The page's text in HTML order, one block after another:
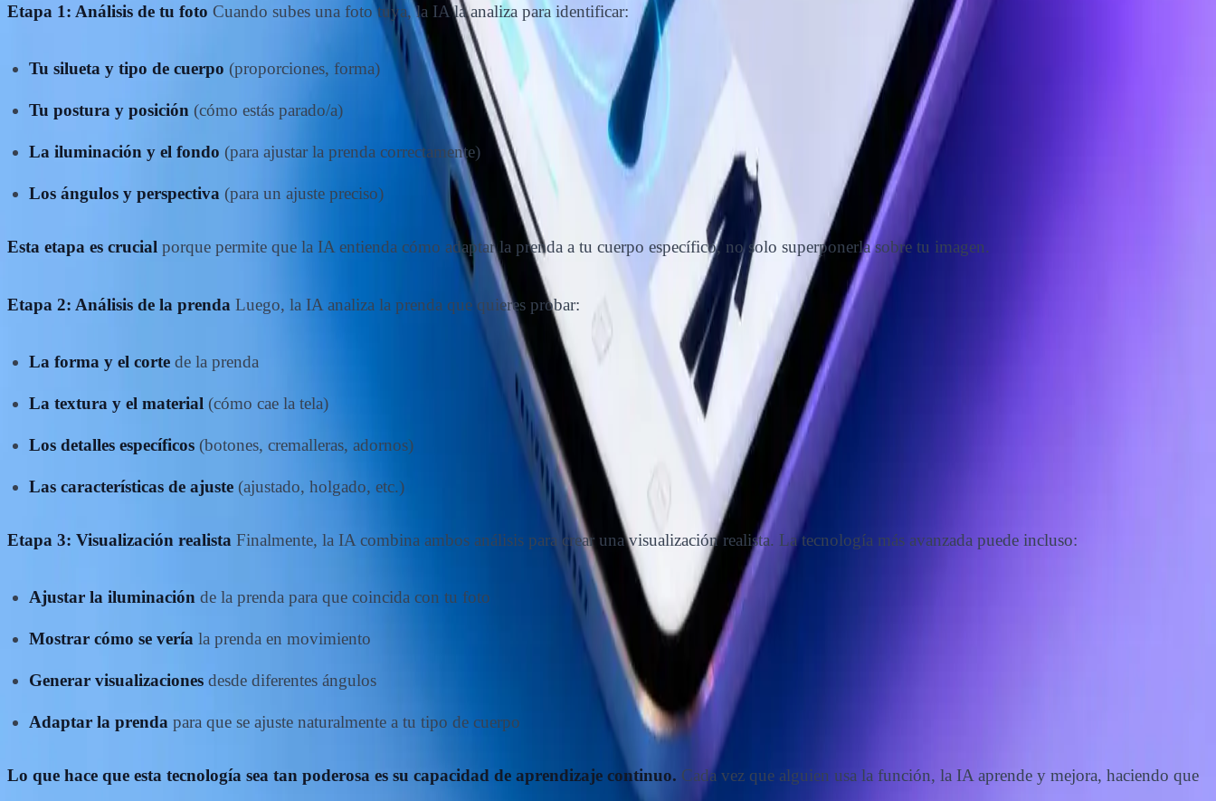
Etapa 1: Análisis de tu foto Cuando subes una foto tuya, la IA la analiza para identificar:
Tu silueta y tipo de cuerpo (proporciones, forma)
Tu postura y posición (cómo estás parado/a)
La iluminación y el fondo (para ajustar la prenda correctamente)
Los ángulos y perspectiva (para un ajuste preciso)
Esta etapa es crucial porque permite que la IA entienda cómo adaptar la prenda a tu cuerpo específico, no solo superponerla sobre tu imagen.
Etapa 2: Análisis de la prenda Luego, la IA analiza la prenda que quieres probar:
La forma y el corte de la prenda
La textura y el material (cómo cae la tela)
Los detalles específicos (botones, cremalleras, adornos)
Las características de ajuste (ajustado, holgado, etc.)
Etapa 3: Visualización realista Finalmente, la IA combina ambos análisis para crear una visualización realista. La tecnología más avanzada puede incluso:
Ajustar la iluminación de la prenda para que coincida con tu foto
Mostrar cómo se vería la prenda en movimiento
Generar visualizaciones desde diferentes ángulos
Adaptar la prenda para que se ajuste naturalmente a tu tipo de cuerpo
Lo que hace que esta tecnología sea tan poderosa es su capacidad de aprendizaje continuo. Cada vez que alguien usa la función, la IA aprende y mejora, haciendo que